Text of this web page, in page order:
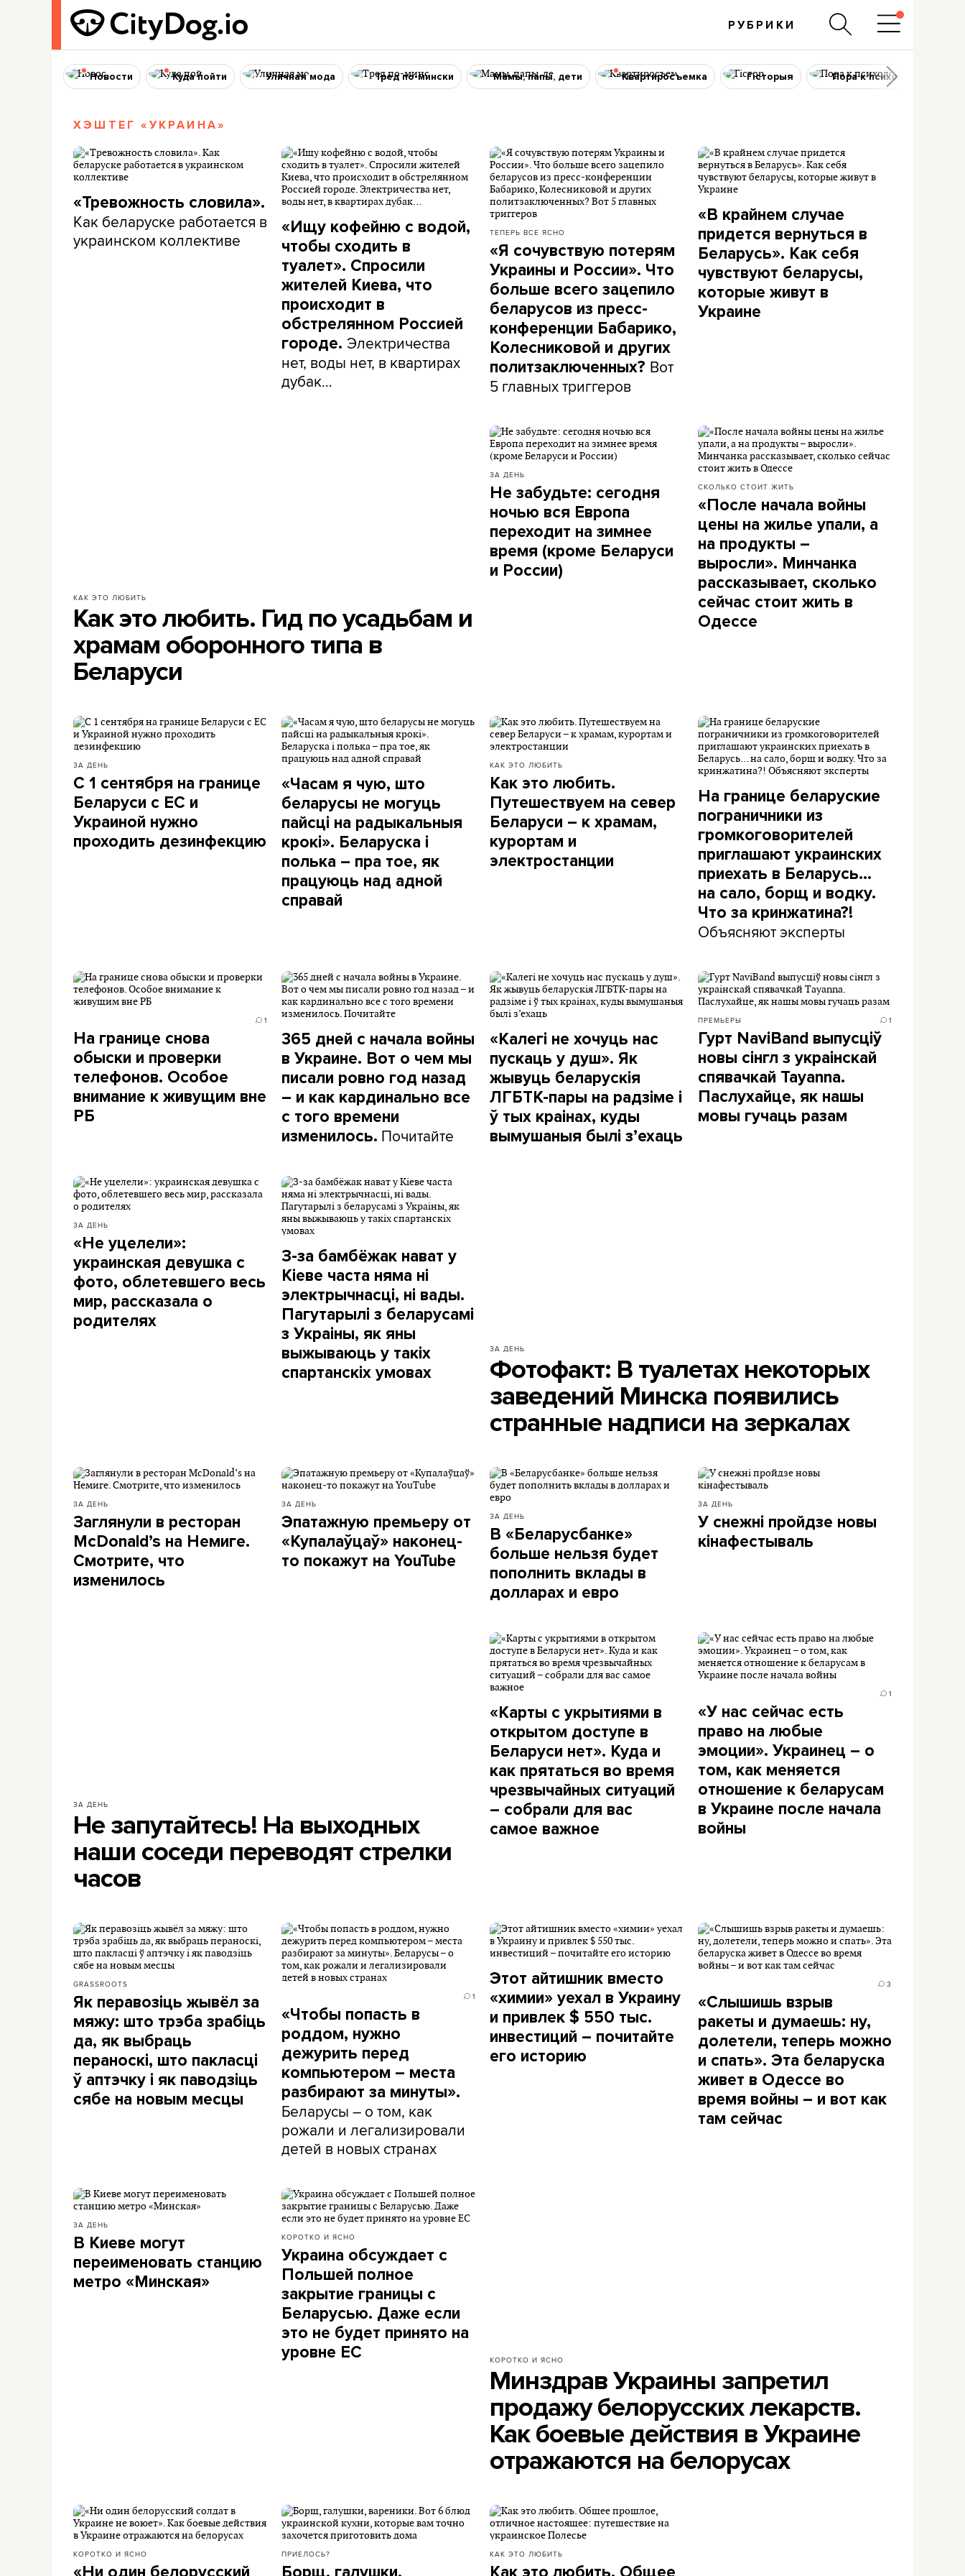
РУБРИКИ
Новости Куда пойти Уличная мода Тред по-мински Мамы, папы, дети Квартиросъемка Гісторыя Пора к психологу
ХЭШТЕГ «УКРАИНА»
«Тревожность словила».
Как беларуске работается в
украинском коллективе
«Ищу кофейню с водой,
чтобы сходить в
туалет». Спросили
жителей Киева, что
происходит в
обстрелянном Россией
городе. Электричества
нет, воды нет, в квартирах
дубак…
ТЕПЕРЬ ВСЕ ЯСНО
«Я сочувствую потерям
Украины и России». Что
больше всего зацепило
беларусов из пресс-
конференции Бабарико,
Колесниковой и других
политзаключенных? Вот
5 главных триггеров
«В крайнем случае
придется вернуться в
Беларусь». Как себя
чувствуют беларусы,
которые живут в
Украине
КАК ЭТО ЛЮБИТЬ
Как это любить. Гид по усадьбам и
храмам оборонного типа в
Беларуси
ЗА ДЕНЬ
Не забудьте: сегодня
ночью вся Европа
переходит на зимнее
время (кроме Беларуси
и России)
СКОЛЬКО СТОИТ ЖИТЬ
«После начала войны
цены на жилье упали, а
на продукты –
выросли». Минчанка
рассказывает, сколько
сейчас стоит жить в
Одессе
ЗА ДЕНЬ
С 1 сентября на границе
Беларуси с ЕС и
Украиной нужно
проходить дезинфекцию
«Часам я чую, што
беларусы не могуць
пайсці на радыкальныя
крокі». Беларуска і
полька – пра тое, як
працуюць над адной
справай
КАК ЭТО ЛЮБИТЬ
Как это любить.
Путешествуем на север
Беларуси – к храмам,
курортам и
электростанции
На границе беларуские
пограничники из
громкоговорителей
приглашают украинских
приехать в Беларусь…
на сало, борщ и водку.
Что за кринжатина?!
Объясняют эксперты
1
На границе снова
обыски и проверки
телефонов. Особое
внимание к живущим вне
РБ
365 дней с начала войны
в Украине. Вот о чем мы
писали ровно год назад
– и как кардинально все
с того времени
изменилось. Почитайте
«Калегі не хочуць нас
пускаць у душ». Як
жывуць беларускія
ЛГБТК-пары на радзіме і
ў тых краінах, куды
вымушаныя былі з’ехаць
ПРЕМЬЕРЫ 1
Гурт NaviBand выпусціў
новы сінгл з украінскай
спявачкай Tayanna.
Паслухайце, як нашы
мовы гучаць разам
ЗА ДЕНЬ
«Не уцелели»:
украинская девушка с
фото, облетевшего весь
мир, рассказала о
родителях
З-за бамбёжак нават у
Кіеве часта няма ні
электрычнасці, ні вады.
Пагутарылі з беларусамі
з Украіны, як яны
выжываюць у такіх
спартанскіх умовах
ЗА ДЕНЬ
Фотофакт: В туалетах некоторых
заведений Минска появились
странные надписи на зеркалах
ЗА ДЕНЬ
Заглянули в ресторан
McDonald’s на Немиге.
Смотрите, что
изменилось
ЗА ДЕНЬ
Эпатажную премьеру от
«Купалаўцаў» наконец-
то покажут на YouTube
ЗА ДЕНЬ
В «Беларусбанке»
больше нельзя будет
пополнить вклады в
долларах и евро
ЗА ДЕНЬ
У снежні пройдзе новы
кінафестываль
ЗА ДЕНЬ
Не запутайтесь! На выходных
наши соседи переводят стрелки
часов
«Карты с укрытиями в
открытом доступе в
Беларуси нет». Куда и
как прятаться во время
чрезвычайных ситуаций
– собрали для вас
самое важное
1
«У нас сейчас есть
право на любые
эмоции». Украинец – о
том, как меняется
отношение к беларусам
в Украине после начала
войны
GRASSROOTS
Як перавозіць жывёл за
мяжу: што трэба зрабіць
да, як выбраць
пераноскі, што пакласці
ў аптэчку і як паводзіць
сябе на новым месцы
1
«Чтобы попасть в
роддом, нужно
дежурить перед
компьютером – места
разбирают за минуты».
Беларусы – о том, как
рожали и легализировали
детей в новых странах
Этот айтишник вместо
«химии» уехал в Украину
и привлек $ 550 тыс.
инвестиций – почитайте
его историю
3
«Слышишь взрыв
ракеты и думаешь: ну,
долетели, теперь можно
и спать». Эта беларуска
живет в Одессе во
время войны – и вот как
там сейчас
ЗА ДЕНЬ
В Киеве могут
переименовать станцию
метро «Минская»
КОРОТКО И ЯСНО
Украина обсуждает с
Польшей полное
закрытие границы с
Беларусью. Даже если
это не будет принято на
уровне ЕС
КОРОТКО И ЯСНО
Минздрав Украины запретил
продажу белорусских лекарств.
Как боевые действия в Украине
отражаются на белорусах
КОРОТКО И ЯСНО ПРИЕЛОСЬ? КАК ЭТО ЛЮБИТЬ